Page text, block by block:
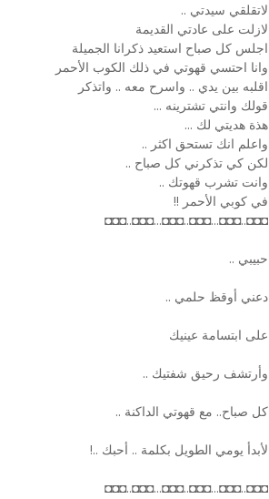
لاتقلقي سيدتي ..
لازلت على عادتي القديمة
اجلس كل صباح استعيد ذكرانا الجميلة
وانا احتسي قهوتي في ذلك الكوب الأحمر
اقلبه بين يدي .. واسرح معه .. واتذكر
قولك وانتي تشترينه ...
هذة هديتي لك ...
واعلم انك تستحق اكثر ..
لكن كي تذكرني كل صباح ..
وانت تشرب قهوتك ..
في كوبي الأحمر !!
◘◘◘..◘◘◘...◘◘◘..◘◘◘...◘◘◘..◘◘◘
حبيبي ..
دعني أوقظ حلمي ..
على ابتسامة عينيك
وأرتشف رحيق شفتيك ..
كل صباح.. مع قهوتي الداكنة ..
لأبدأ يومي الطويل بكلمة .. أحبك ..!
◘◘◘..◘◘◘...◘◘◘..◘◘◘...◘◘◘..◘◘◘